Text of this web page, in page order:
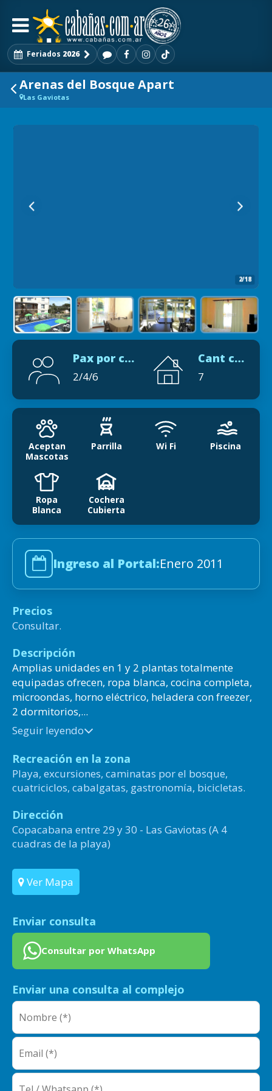
Feriados 2026
Arenas del Bosque Apart
Las Gaviotas
2/18
Pax por cabaña
2/4/6
Cant cabañas
7
Aceptan
Mascotas
Parrilla Wi Fi Piscina
Ropa
Blanca
Cochera
Cubierta
Ingreso al Portal:Enero 2011
Precios
Consultar.
Descripción
Amplias unidades en 1 y 2 plantas totalmente
equipadas ofrecen, ropa blanca, cocina completa,
microondas, horno eléctrico, heladera con freezer,
2 dormitorios,...
Seguir leyendo
Recreación en la zona
Playa, excursiones, caminatas por el bosque,
cuatriciclos, cabalgatas, gastronomía, bicicletas.
Dirección
Copacabana entre 29 y 30 - Las Gaviotas (A 4
cuadras de la playa)
Ver Mapa
Enviar consulta
Consultar por WhatsApp
Enviar una consulta al complejo